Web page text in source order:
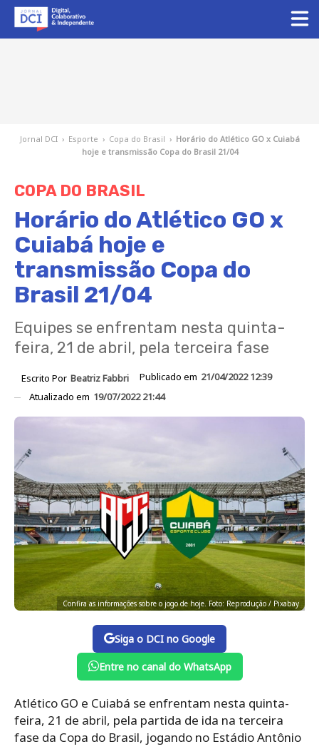
Jornal DCI › Esporte › Copa do Brasil › Horário do Atlético GO x Cuiabá
hoje e transmissão Copa do Brasil 21/04
COPA DO BRASIL
Horário do Atlético GO x
Cuiabá hoje e
transmissão Copa do
Brasil 21/04
Equipes se enfrentam nesta quinta-
feira, 21 de abril, pela terceira fase
Escrito Por Beatriz Fabbri Publicado em 21/04/2022 12:39
Atualizado em 19/07/2022 21:44
Confira as informações sobre o jogo de hoje. Foto: Reprodução / Pixabay
Siga o DCI no Google
Entre no canal do WhatsApp
Atlético GO e Cuiabá se enfrentam nesta quinta-
feira, 21 de abril, pela partida de ida na terceira
fase da Copa do Brasil, jogando no Estádio Antônio